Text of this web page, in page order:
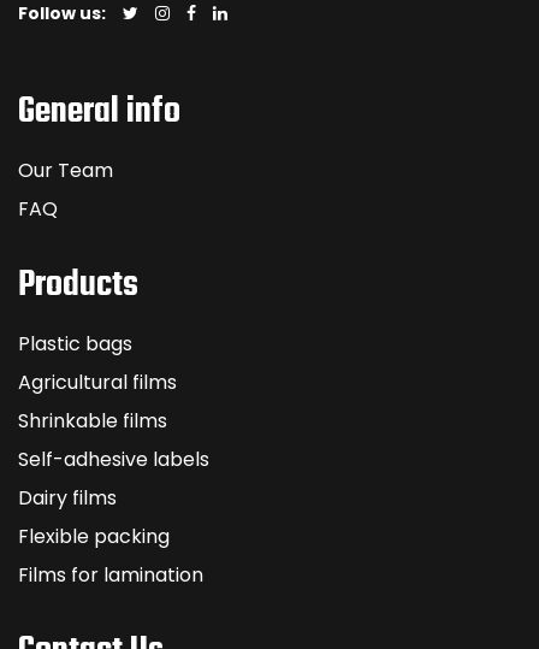
Follow us:
General info
Our Team
FAQ
Products
Plastic bags
Agricultural films
Shrinkable films
Self-adhesive labels
Dairy films
Flexible packing
Films for lamination